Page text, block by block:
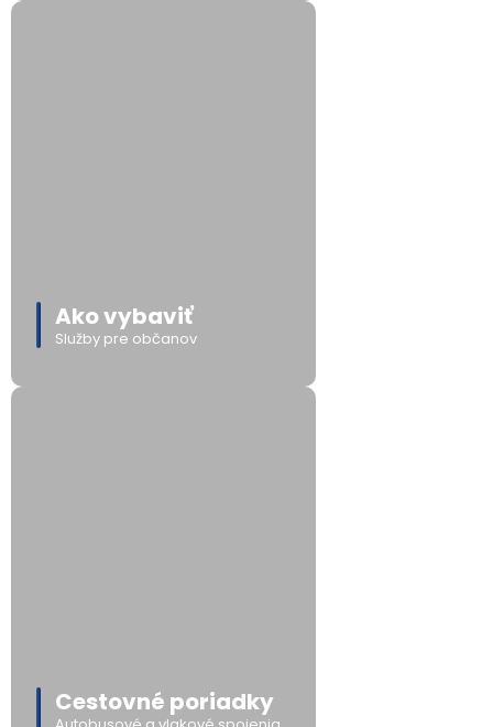
Ako vybaviť
Služby pre občanov
Cestovné poriadky